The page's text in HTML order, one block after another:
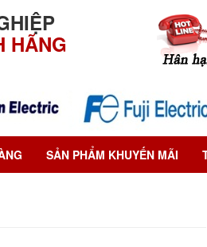
HÃNG
SẢN PHẨM KHUYẾN MÃI